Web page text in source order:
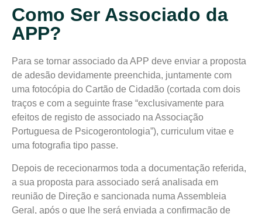
Como Ser Associado da
APP?
Para se tornar associado da APP deve enviar a proposta
de adesão devidamente preenchida, juntamente com
uma fotocópia do Cartão de Cidadão (cortada com dois
traços e com a seguinte frase “exclusivamente para
efeitos de registo de associado na Associação
Portuguesa de Psicogerontologia”), curriculum vitae e
uma fotografia tipo passe.
Depois de rececionarmos toda a documentação referida,
a sua proposta para associado será analisada em
reunião de Direção e sancionada numa Assembleia
Geral, após o que lhe será enviada a confirmação de